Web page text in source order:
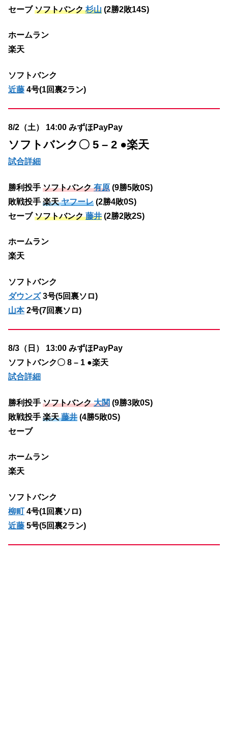
セーブソフトバンク杉山 (2勝2敗14S)
ホームラン
楽天
ソフトバンク
近藤 4号(1回裏2ラン)
8/2（土） 14:00 みずほPayPay
ソフトバンク 〇 5 – 2 ●楽天
試合詳細
勝利投手 ソフトバンク有原 (9勝5敗0S)
敗戦投手 楽天ヤフーレ (2勝4敗0S)
セーブソフトバンク藤井 (2勝2敗2S)
ホームラン
楽天
ソフトバンク
ダウンズ3号(5回裏ソロ)
山本2号(7回裏ソロ)
8/3（日） 13:00 みずほPayPay
ソフトバンク〇 8 – 1 ●楽天
試合詳細
勝利投手 ソフトバンク大関 (9勝3敗0S)
敗戦投手 楽天藤井 (4勝5敗0S)
セーブ
ホームラン
楽天
ソフトバンク
柳町 4号(1回裏ソロ)
近藤 5号(5回裏2ラン)